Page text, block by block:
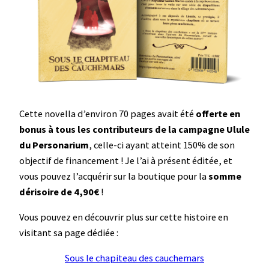
Cette novella d’environ 70 pages avait été offerte en
bonus à tous les contributeurs de la campagne Ulule
du Personarium, celle-ci ayant atteint 150% de son
objectif de financement ! Je l’ai à présent éditée, et
vous pouvez l’acquérir sur la boutique pour lasomme
dérisoire de 4,90€ !
Vous pouvez en découvrir plus sur cette histoire en
visitant sa page dédiée :
Sous le chapiteau des cauchemars